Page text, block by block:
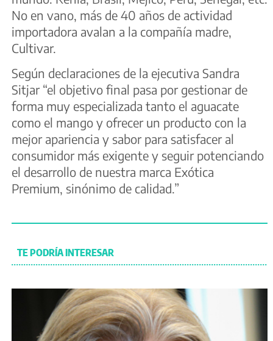
No en vano, más de 40 años de actividad
importadora avalan a la compañía madre,
Cultivar.
Según declaraciones de la ejecutiva Sandra
Sitjar “el objetivo final pasa por gestionar de
forma muy especializada tanto el aguacate
como el mango y ofrecer un producto con la
mejor apariencia y sabor para satisfacer al
consumidor más exigente y seguir potenciando
el desarrollo de nuestra marca Exótica
Premium, sinónimo de calidad.”
TE PODRÍA INTERESAR